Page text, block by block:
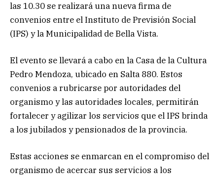
las 10.30 se realizará una nueva firma de
convenios entre el Instituto de Previsión Social
(IPS) y la Municipalidad de Bella Vista.
El evento se llevará a cabo en la Casa de la Cultura
Pedro Mendoza, ubicado en Salta 880. Estos
convenios a rubricarse por autoridades del
organismo y las autoridades locales, permitirán
fortalecer y agilizar los servicios que el IPS brinda
a los jubilados y pensionados de la provincia.
Estas acciones se enmarcan en el compromiso del
organismo de acercar sus servicios a los